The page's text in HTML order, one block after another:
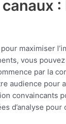
maximiser
vous
par la
audience pour
convaincants
d’analyse